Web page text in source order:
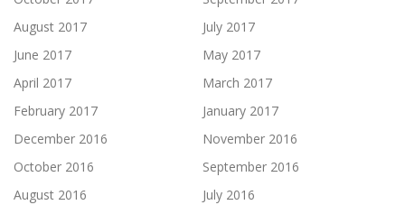
August 2017
July 2017
June 2017
May 2017
April 2017
March 2017
February 2017
January 2017
December 2016
November 2016
October 2016
September 2016
August 2016
July 2016